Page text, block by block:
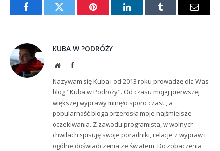
FacebookTwitter Pinterest LinkedInTumblr Email
KUBA W PODRÓŻY
WebsiteFacebook
Nazywam się Kuba i od 2013 roku prowadzę dla Was
blog "Kuba w Podróży". Od czasu mojej pierwszej
większej wyprawy minęło sporo czasu, a
popularność bloga przerosła moje najśmielsze
oczekiwania. Z zawodu programista, w wolnych
chwilach spisuję swoje poradniki, relacje z wypraw i
ogólne doświadczenia ze światem. Do zobaczenia